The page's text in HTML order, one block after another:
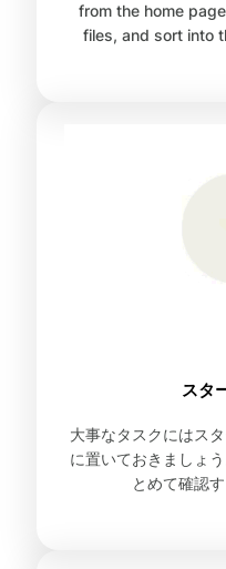
from the home
files, and sort into
スタ
大事なタスクにはス
に置いておきましょ
とめて確認